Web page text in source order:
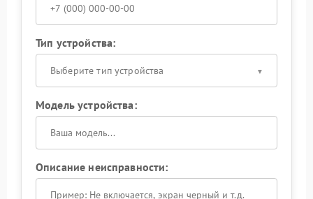
Тип устройства:
Выберите тип устройства
Модель устройства:
Описание неисправности: